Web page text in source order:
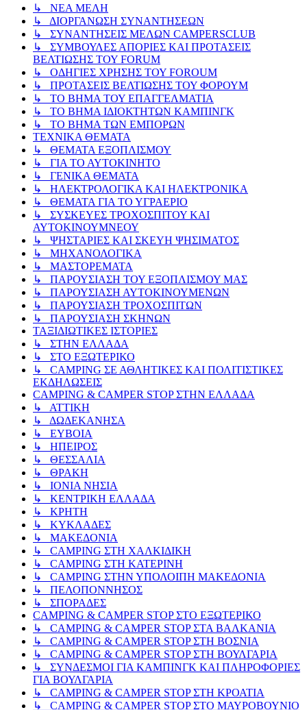
↳ ΝΕΑ ΜΕΛΗ
↳ ΔΙΟΡΓΑΝΩΣΗ ΣΥΝΑΝΤΗΣΕΩΝ
↳ ΣΥΝΑΝΤΗΣΕΙΣ ΜΕΛΩΝ CAMPERSCLUB
↳ ΣΥΜΒΟΥΛΕΣ ΑΠΟΡΙΕΣ ΚΑΙ ΠΡΟΤΑΣΕΙΣ
ΒΕΛΤΙΩΣΗΣ ΤΟΥ FORUM
↳ ΟΔΗΓΙΕΣ ΧΡΗΣΗΣ ΤΟΥ FOROUM
↳ ΠΡΟΤΑΣΕΙΣ ΒΕΛΤΙΩΣΗΣ ΤΟΥ ΦΟΡΟΥΜ
↳ ΤΟ ΒΗΜΑ ΤΟΥ ΕΠΑΓΓΕΛΜΑΤΙΑ
↳ ΤΟ ΒΗΜΑ ΙΔΙΟΚΤΗΤΩΝ ΚΑΜΠΙΝΓΚ
↳ ΤΟ ΒΗΜΑ ΤΩΝ ΕΜΠΟΡΩΝ
ΤΕΧΝΙΚΑ ΘΕΜΑΤΑ
↳ ΘΕΜΑΤΑ ΕΞΟΠΛΙΣΜΟΥ
↳ ΓΙΑ ΤΟ ΑΥΤΟΚΙΝΗΤΟ
↳ ΓΕΝΙΚΑ ΘΕΜΑΤΑ
↳ ΗΛΕΚΤΡΟΛΟΓΙΚΑ ΚΑΙ ΗΛΕΚΤΡΟΝΙΚΑ
↳ ΘΕΜΑΤΑ ΓΙΑ ΤΟ ΥΓΡΑΕΡΙΟ
↳ ΣΥΣΚΕΥΕΣ ΤΡΟΧΟΣΠΙΤΟΥ ΚΑΙ
ΑΥΤΟΚΙΝΟΥΜΝΕΟΥ
↳ ΨΗΣΤΑΡΙΕΣ ΚΑΙ ΣΚΕΥΗ ΨΗΣΙΜΑΤΟΣ
↳ ΜΗΧΑΝΟΛΟΓΙΚΑ
↳ ΜΑΣΤΟΡΕΜΑΤΑ
↳ ΠΑΡΟΥΣΙΑΣΗ ΤΟΥ ΕΞΟΠΛΙΣΜΟΥ ΜΑΣ
↳ ΠΑΡΟΥΣΙΑΣΗ ΑΥΤΟΚΙΝΟΥΜΕΝΩΝ
↳ ΠΑΡΟΥΣΙΑΣΗ ΤΡΟΧΟΣΠΙΤΩΝ
↳ ΠΑΡΟΥΣΙΑΣΗ ΣΚΗΝΩΝ
ΤΑΞΙΔΙΩΤΙΚΕΣ ΙΣΤΟΡΙΕΣ
↳ ΣΤΗΝ ΕΛΛΑΔΑ
↳ ΣΤΟ ΕΞΩΤΕΡΙΚΟ
↳ CAMPING ΣΕ ΑΘΛΗΤΙΚΕΣ ΚΑΙ ΠΟΛΙΤΙΣΤΙΚΕΣ
ΕΚΔΗΛΩΣΕΙΣ
CAMPING & CAMPER STOP ΣΤΗN ΕΛΛΑΔΑ
↳ ΑΤΤΙΚΗ
↳ ΔΩΔΕΚΑΝΗΣΑ
↳ ΕΥΒΟΙΑ
↳ ΗΠΕΙΡΟΣ
↳ ΘΕΣΣΑΛΙΑ
↳ ΘΡΑΚΗ
↳ ΙΟΝΙΑ ΝΗΣΙΑ
↳ ΚΕΝΤΡΙΚΗ ΕΛΛΑΔΑ
↳ ΚΡΗΤΗ
↳ ΚΥΚΛΑΔΕΣ
↳ ΜΑΚΕΔΟΝΙΑ
↳ CAMPING ΣΤΗ ΧΑΛΚΙΔΙΚΗ
↳ CAMPING ΣΤΗ ΚΑΤΕΡΙΝΗ
↳ CAMPING ΣΤΗΝ ΥΠΟΛΟΙΠΗ ΜΑΚΕΔΟΝΙΑ
↳ ΠΕΛΟΠΟΝΝΗΣΟΣ
↳ ΣΠΟΡΑΔΕΣ
CAMPING & CAMPER STOP ΣΤΟ ΕΞΩΤΕΡΙΚΟ
↳ CAMPING & CAMPER STOP ΣΤΑ ΒΑΛΚΑΝΙΑ
↳ CAMPING & CAMPER STOP ΣΤΗ ΒΟΣΝΙΑ
↳ CAMPING & CAMPER STOP ΣΤΗ ΒΟΥΛΓΑΡΙΑ
↳ ΣΥΝΔΕΣΜΟΙ ΓΙΑ ΚΑΜΠΙΝΓΚ ΚΑΙ ΠΛΗΡΟΦΟΡΙΕΣ
ΓΙΑ ΒΟΥΛΓΑΡΙΑ
↳ CAMPING & CAMPER STOP ΣΤΗ ΚΡΟΑΤΙΑ
↳ CAMPING & CAMPER STOP ΣΤΟ ΜΑΥΡΟΒΟΥΝΙΟ